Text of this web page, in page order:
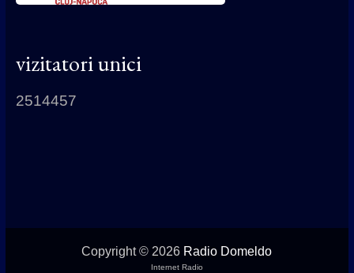
vizitatori unici
2514457
Copyright © 2026 Radio Domeldo
Internet Radio